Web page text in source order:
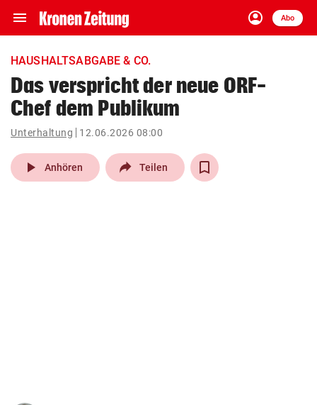
menu Navigation
ein-/ausklappen
account_circle
Anmelden
Abo
close Schließen
account_circle Anmelden
pin_drop
Wien arrow_right
HAUSHALTSABGABE & CO.
Das verspricht der neue ORF-
Chef dem Publikum
Unterhaltung 12.06.2026 08:00
play_arrow Anhören Teilen